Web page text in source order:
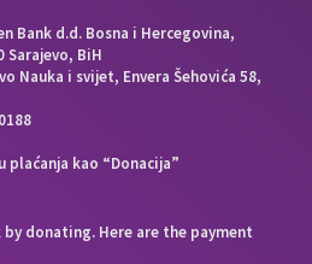
Bank d.d. Bosna i Hercegovina,
Sarajevo, BiH
Nauka i svijet, Envera Šehovića 58,
plaćanja kao “Donacija”
donating. Here are the payment